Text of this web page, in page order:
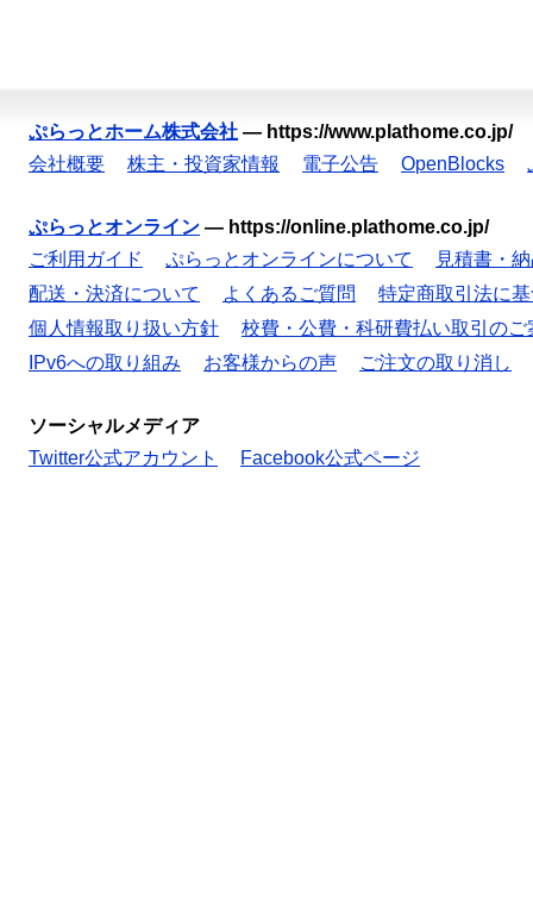
ぷらっとホーム株式会社 — https://www.plathome.co.jp/
会社概要
株主・投資家情報 電子公告 OpenBlocks
ぷらっとオンライン — https://online.plathome.co.jp/
ご利用ガイド
ぷらっとオンラインについて
見積書・
配送・決済について
よくあるご質問
特定商取引法に
個人情報取り扱い方針
校費・公費・科研費払い取引のご
IPv6への取り組み
お客様からの声 ご注文の取り消し
ソーシャルメディア
Twitter公式アカウント
Facebook公式ページ